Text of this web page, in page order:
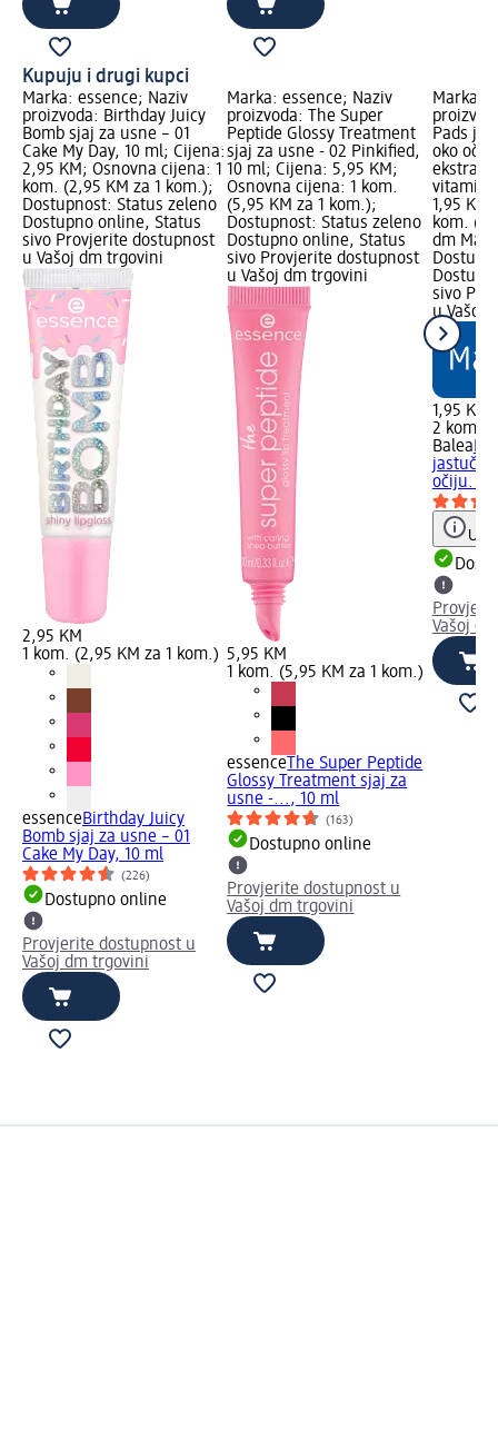
Kupuju i drugi kupci
Marka: essence; Naziv
proizvoda: Birthday Juicy
Bomb sjaj za usne – 01
Cake My Day, 10 ml; Cijena:
2,95 KM; Osnovna cijena: 1
kom. (2,95 KM za 1 kom.);
Dostupnost: Status zeleno
Dostupno online, Status
sivo Provjerite dostupnost
u Vašoj dm trgovini
2,95 KM
1 kom. (2,95 KM za 1 kom.)
essenceBirthday Juicy
Bomb sjaj za usne – 01
Cake My Day, 10 ml
(226)
Dostupno online
Provjerite dostupnost u
Vašoj dm trgovini
Marka: essence; Naziv
proizvoda: The Super
Peptide Glossy Treatment
sjaj za usne - 02 Pinkified,
10 ml; Cijena: 5,95 KM;
Osnovna cijena: 1 kom.
(5,95 KM za 1 kom.);
Dostupnost: Status zeleno
Dostupno online, Status
sivo Provjerite dostupnost
u Vašoj dm trgovini
5,95 KM
1 kom. (5,95 KM za 1 kom.)
essence The Super Peptide
Glossy Treatment sjaj za
usne -..., 10 ml
(163)
Dostupno online
Provjerite dostupnost u
Vašoj dm trgovini
Marka:
Pads
oko
ekstrakt
vitamin
1,95
kom.
dm
sivo
u Vašoj
1,95 KM
2 kom.
Balea
jastučići
očiju...,
Vašoj